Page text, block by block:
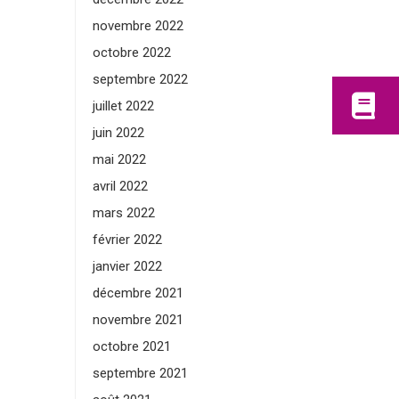
novembre 2022
octobre 2022
septembre 2022
juillet 2022
juin 2022
mai 2022
avril 2022
mars 2022
février 2022
janvier 2022
décembre 2021
novembre 2021
octobre 2021
septembre 2021